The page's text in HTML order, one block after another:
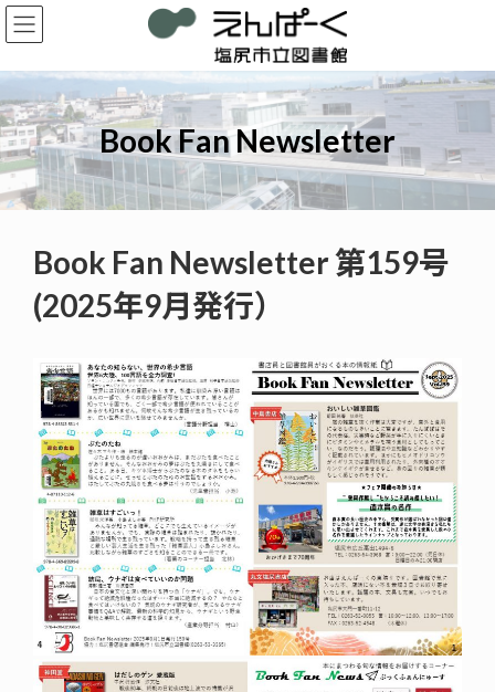
コ
ン
ン
ツ
へ
ス
キ
ッ
プ
ナ
ビ
ー
シ
ョ
ン
に
移
動
Book Fan Newsletter
Book Fan Newsletter 第159号
(2025年9月発行）